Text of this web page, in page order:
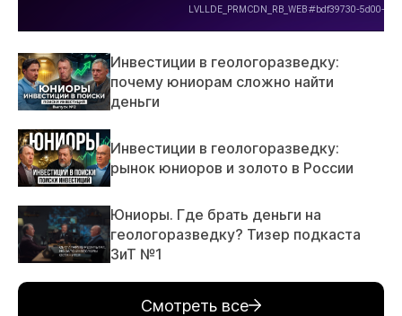
Инвестиции в геологоразведку:
почему юниорам сложно найти
деньги
Инвестиции в геологоразведку:
рынок юниоров и золото в России
Юниоры. Где брать деньги на
геологоразведку? Тизер подкаста
ЗиТ №1
Смотреть все